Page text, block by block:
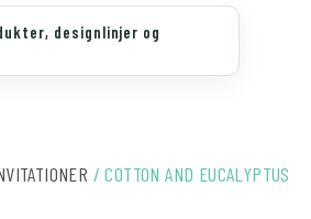
designlinjer og
/ COTTON AND EUCALYPTUS